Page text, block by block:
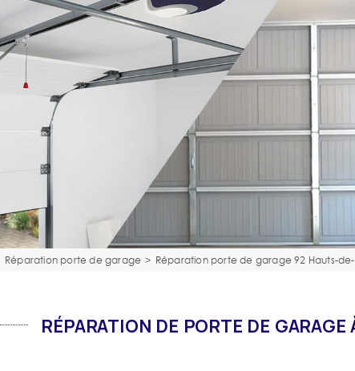
Réparation porte de garage > Réparation porte de garage 92 Hauts-de-
RÉPARATION DE PORTE DE